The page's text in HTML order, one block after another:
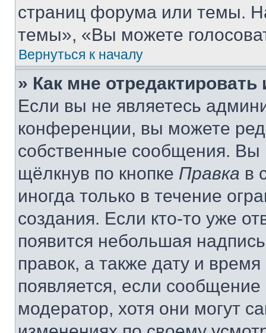
страниц форума или темы.
темы», «Вы можете
Вернуться к началу
» Как мне
Если вы не являетесь
конференции, вы можете
собственные сообщения. Вы
щёлкнув по кнопке Правка в
иногда только в течение
создания. Если кто-то уже
появится небольшая
правок, а также дату и
появляется, если
модератор, хотя они могут